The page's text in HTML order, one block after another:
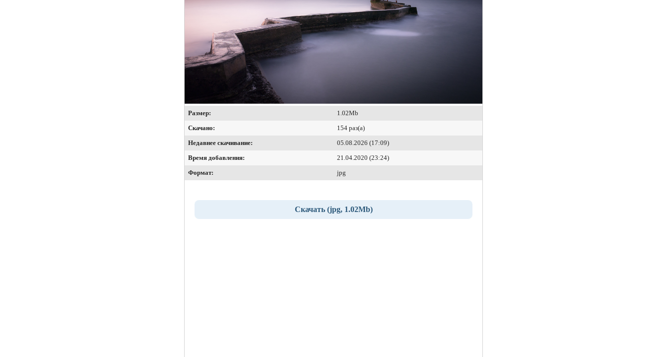
Размер:
1.02Mb
Скачано:
154 раз(а)
Недавнее скачивание:
05.08.2026 (17:09)
Время добавления:
21.04.2020 (23:24)
Формат:
jpg
Скачать (jpg, 1.02Mb)